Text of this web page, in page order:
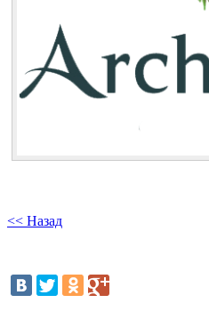
<< Назад